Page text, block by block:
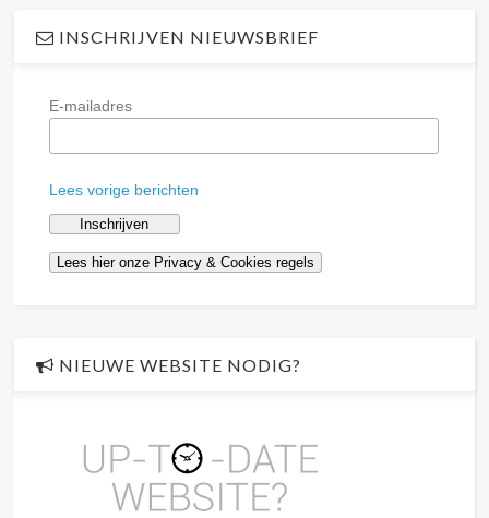
INSCHRIJVEN NIEUWSBRIEF
E-mailadres
Lees vorige berichten
NIEUWE WEBSITE NODIG?